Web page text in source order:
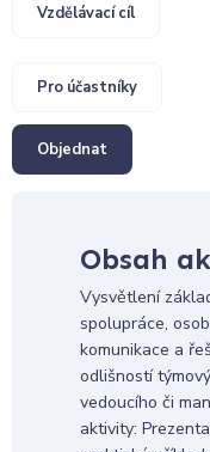
Vzdělávací cíl
Pro účastníky
Objednat
Obsah
Vysvětlení
spolupráce,
komunikace a
odlišností
vedoucího či
aktivity: